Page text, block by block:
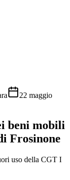
22 maggio
beni mobili
Frosinone